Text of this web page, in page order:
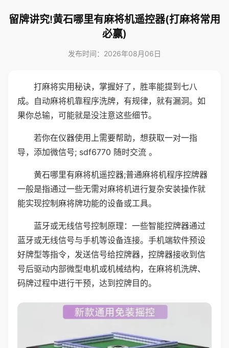
留牌讲究!黄石哪里有麻将机遥控器(打麻将常用
必赢)
发布时间：2026年08月06日
打麻将实用秘诀，掌握好了，胜率能提到七八
成。自动麻将机靠程序洗牌，有规律，就有漏洞。如
果你总输，可能就是没注意这些细节。
若你在仪器使用上需要帮助，想获取一对一指
导，添加微信号; sdf6770 随时交流 。
黄石哪里有麻将机遥控器;普通麻将机程序控牌器
一般是指通过一些无需对麻将机进行复杂安装操作就
能实现控制麻将牌功能的设备或工具。
蓝牙或无线信号控制原理：一些智能控牌器通过
蓝牙或无线信号与手机等设备连接。手机端软件预设
好牌型等指令，发送信号给控牌器，控牌器接收到信
号后驱动内部微型电机或机械结构，在麻将机洗牌、
码牌过程中进行干预，达到控牌目的。